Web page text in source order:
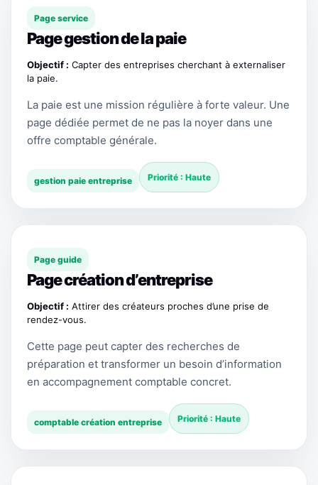
Page service
Page gestion de la paie
Objectif : Capter des entreprises cherchant à externaliser
la paie.
La paie est une mission régulière à forte valeur. Une
page dédiée permet de ne pas la noyer dans une
offre comptable générale.
gestion paie entreprise Priorité : Haute
Page guide
Page création d’entreprise
Objectif : Attirer des créateurs proches d’une prise de
rendez-vous.
Cette page peut capter des recherches de
préparation et transformer un besoin d’information
en accompagnement comptable concret.
comptable création entreprise Priorité : Haute